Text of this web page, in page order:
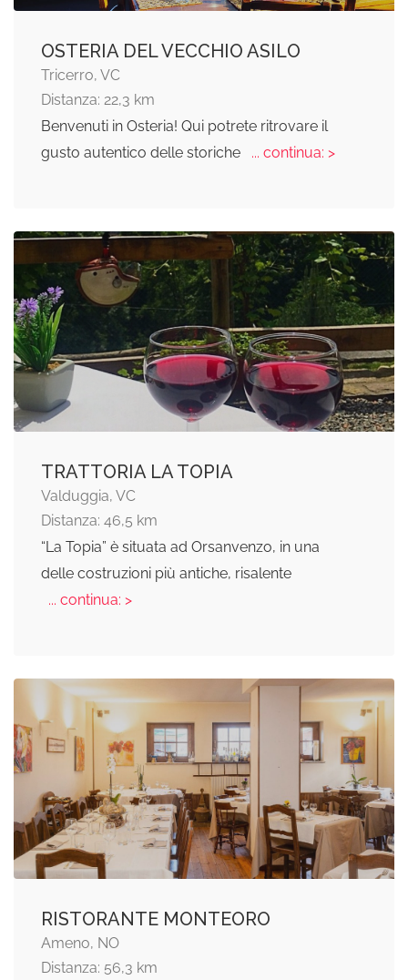
OSTERIA DEL VECCHIO ASILO
Tricerro, VC
Distanza: 22,3 km
Benvenuti in Osteria! Qui potrete ritrovare il
gusto autentico delle storiche
... continua: >
TRATTORIA LA TOPIA
Valduggia, VC
Distanza: 46,5 km
“La Topia” è situata ad Orsanvenzo, in una
delle costruzioni più antiche, risalente
... continua: >
RISTORANTE MONTEORO
Ameno, NO
Distanza: 56,3 km